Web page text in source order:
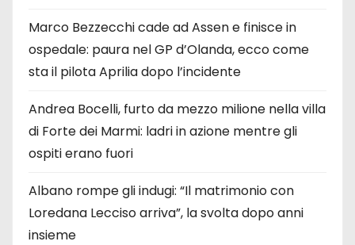
Marco Bezzecchi cade ad Assen e finisce in
ospedale: paura nel GP d’Olanda, ecco come
sta il pilota Aprilia dopo l’incidente
Andrea Bocelli, furto da mezzo milione nella villa
di Forte dei Marmi: ladri in azione mentre gli
ospiti erano fuori
Albano rompe gli indugi: “Il matrimonio con
Loredana Lecciso arriva”, la svolta dopo anni
insieme